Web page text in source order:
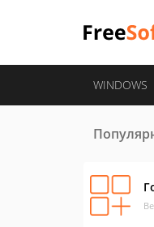
WINDOWS